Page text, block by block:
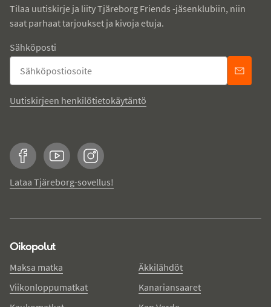
Tilaa uutiskirje ja liity Tjäreborg Friends -jäsenklubiin, niin
saat parhaat tarjoukset ja kivoja etuja.
Sähköposti
Uutiskirjeen henkilötietokäytäntö
FacebookYouTubeInstagram
Lataa Tjäreborg-sovellus!
Oikopolut
Maksa matka
Viikonloppumatkat
Äkkilähdöt
Kanariansaaret